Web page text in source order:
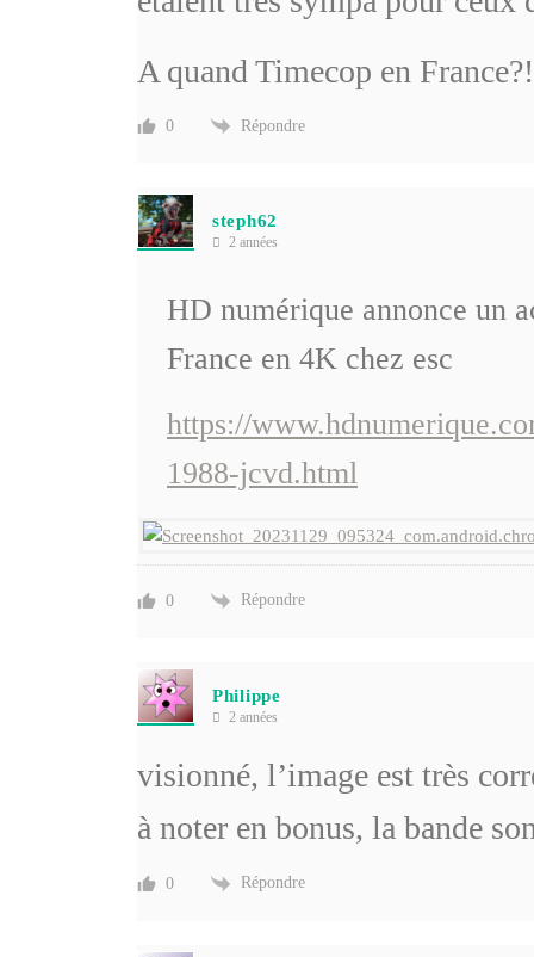
A quand Timecop en
0 Répondre
steph62
2 années
HD numérique annonce un
France en 4K chez esc
https://
1988-jcvd.html
0 Répondre
Philippe
2 années
visionné, l’image est très
à noter en bonus, la bande
0 Répondre